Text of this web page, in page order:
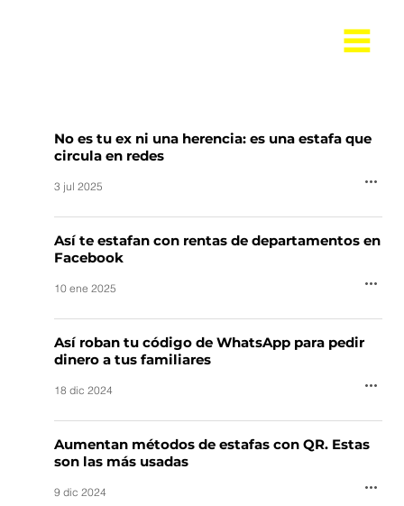
No es tu ex ni una herencia: es una estafa que
circula en redes
3 jul 2025
Así te estafan con rentas de departamentos en
Facebook
10 ene 2025
Así roban tu código de WhatsApp para pedir
dinero a tus familiares
18 dic 2024
Aumentan métodos de estafas con QR. Estas
son las más usadas
9 dic 2024